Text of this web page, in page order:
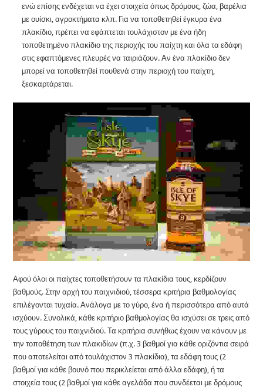
ενώ επίσης ενδέχεται να έχει στοιχεία όπως δρόμους, ζώα, βαρέλια
με ουίσκι, αγροκτήματα κλπ. Για να τοποθετηθεί έγκυρα ένα
πλακίδιο, πρέπει να εφάπτεται τουλάχιστον με ένα ήδη
τοποθετημένο πλακίδιο της περιοχής του παίχτη και όλα τα εδάφη
στις εφαπτόμενες πλευρές να ταιριάζουν. Αν ένα πλακίδιο δεν
μπορεί να τοποθετηθεί πουθενά στην περιοχή του παίχτη,
ξεσκαρτάρεται.
Αφού όλοι οι παίχτες τοποθετήσουν τα πλακίδια τους, κερδίζουν
βαθμούς. Στην αρχή του παιχνιδιού, τέσσερα κριτήρια βαθμολογίας
επιλέγονται τυχαία. Ανάλογα με το γύρο, ένα ή περισσότερα από αυτά
ισχύουν. Συνολικά, κάθε κριτήριο βαθμολογίας θα ισχύσει σε τρεις από
τους γύρους του παιχνιδιού. Τα κριτήρια συνήθως έχουν να κάνουν με
την τοποθέτηση των πλακιδίων (π.χ. 3 βαθμοί για κάθε οριζόντια σειρά
που αποτελείται από τουλάχιστον 3 πλακίδια), τα εδάφη τους (2
βαθμοί για κάθε βουνό που περικλείεται από άλλα εδάφη), ή τα
στοιχεία τους (2 βαθμοί για κάθε αγελάδα που συνδέεται με δρόμους